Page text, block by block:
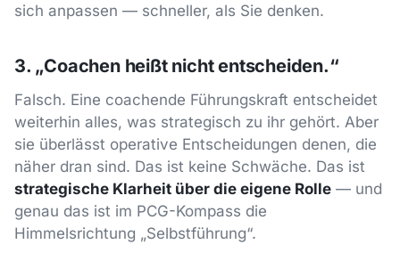
sich anpassen — schneller, als Sie denken.
3. „Coachen heißt nicht entscheiden.“
Falsch. Eine coachende Führungskraft entscheidet
weiterhin alles, was strategisch zu ihr gehört. Aber
sie überlässt operative Entscheidungen denen, die
näher dran sind. Das ist keine Schwäche. Das ist
strategische Klarheit über die eigene Rolle — und
genau das ist im PCG-Kompass die
Himmelsrichtung „Selbstführung“.